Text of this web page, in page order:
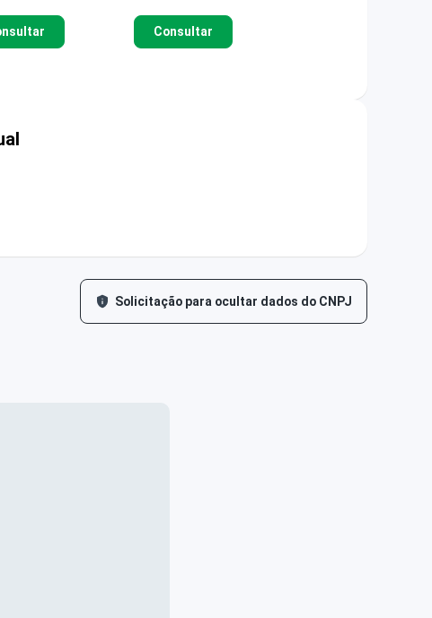
Consultar
Solicitação para ocultar dados do CNPJ